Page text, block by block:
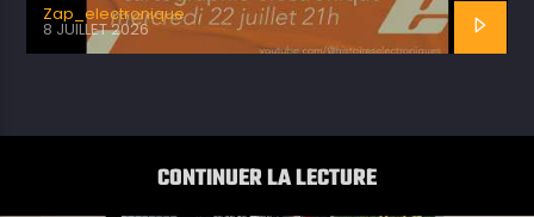
Zap_electronique
8 JUILLET 2026
CONTINUER LA LECTURE